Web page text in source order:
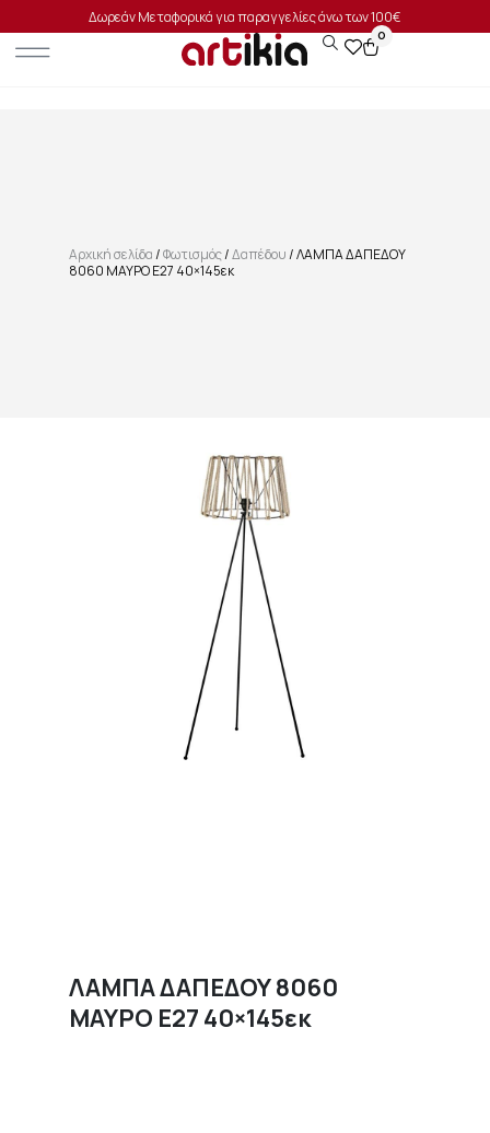
Δωρεάν Μεταφορικά για παραγγελίες άνω των 100€
0
Αρχική σελίδα/Φωτισμός/Δαπέδου/ ΛΑΜΠΑ ΔΑΠΕΔΟΥ
8060 ΜΑΥΡΟ E27 40×145εκ
ΛΑΜΠΑ ΔΑΠΕΔΟΥ 8060
ΜΑΥΡΟ E27 40×145εκ